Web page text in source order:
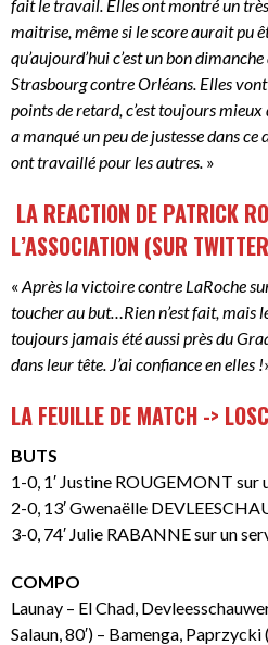
fait le travail. Elles ont montré un
maitrise, même si le score aurait pu
qu’aujourd’hui c’est un bon
Strasbourg contre Orléans. Elles
points de retard, c’est toujours
a manqué un peu de justesse dans
ont travaillé pour les autres. »
LA REACTION DE PATRICK
L’ASSOCIATION (SUR
« Après la victoire contre LaRoche
toucher au but…Rien n’est fait, mais
toujours jamais été aussi près du
dans leur tête. J’ai confiance en elles !
LA FEUILLE DE MATCH ->
BUTS
1-0, 1′ Justine ROUGEMONT sur
2-0, 13′ Gwenaëlle
3-0, 74′ Julie RABANNE sur un
COMPO
Launay – El Chad,
Salaun, 80′) – Bamenga, Paprzycki